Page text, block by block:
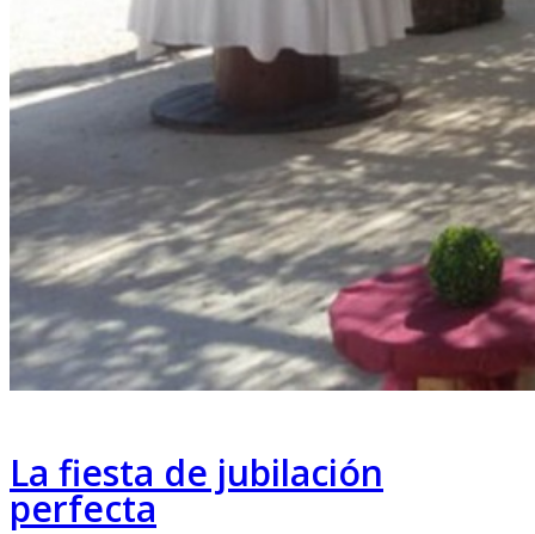
La fiesta de jubilación
perfecta